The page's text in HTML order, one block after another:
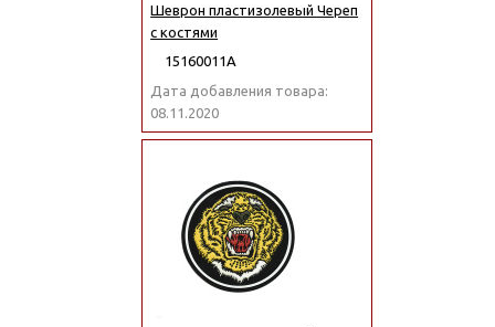
Шеврон пластизолевый Череп
с костями
15160011А
Дата добавления товара:
08.11.2020